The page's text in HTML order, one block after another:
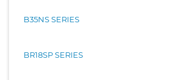
B35NS SERIES
BR18SP SERIES